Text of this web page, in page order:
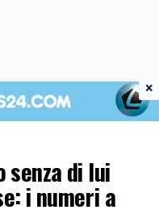
senza di lui
i numeri a
×